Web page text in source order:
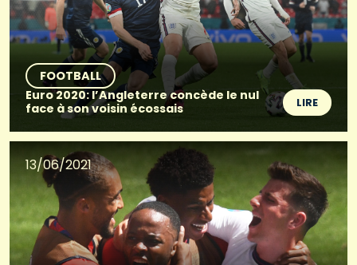
FOOTBALL
Euro 2020: l’Angleterre concède le nul
face à son voisin écossais
LIRE
13/06/2021